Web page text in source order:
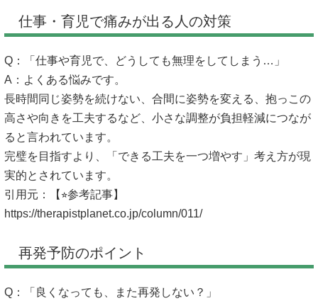
仕事・育児で痛みが出る人の対策
Q：「仕事や育児で、どうしても無理をしてしまう…」
A：よくある悩みです。
長時間同じ姿勢を続けない、合間に姿勢を変える、抱っこの
高さや向きを工夫するなど、小さな調整が負担軽減につなが
ると言われています。
完璧を目指すより、「できる工夫を一つ増やす」考え方が現
実的とされています。
引用元：【⭐︎参考記事】
https://therapistplanet.co.jp/column/011/
再発予防のポイント
Q：「良くなっても、また再発しない？」